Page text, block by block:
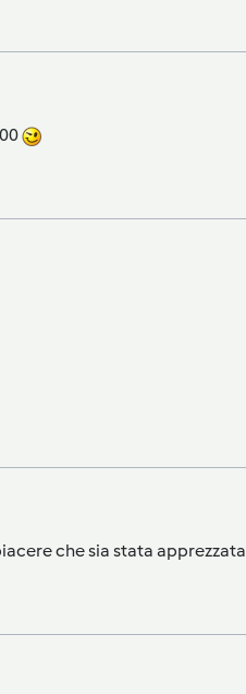
che sia stata apprezzata